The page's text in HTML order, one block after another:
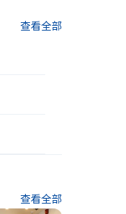
查看全部
查看全部